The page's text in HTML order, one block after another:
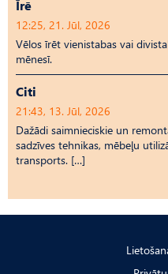
Īrē
12:25, 21. Jūl, 2026
Vēlos īrēt vienistabas vai
mēnesī.
Citi
21:43, 13. Jūl, 2026
Dažādi saimnieciskie un
sadzīves tehnikas, mēbeļu
transports. […]